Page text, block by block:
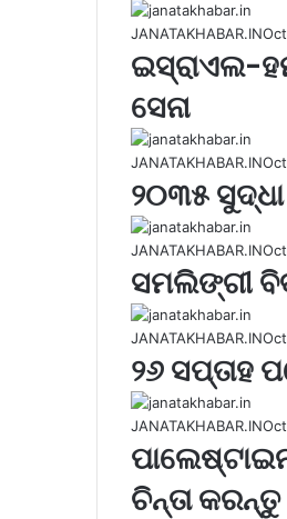
JANATAKHABAR.IN
ଇସ୍ରାଏଲ-
ସେନା
JANATAKHABAR.IN
୨୦୩୫
JANATAKHABAR.IN
ସମଲିଙ୍ଗୀ
JANATAKHABAR.IN
୨୬ ସପ୍ତାହ
JANATAKHABAR.IN
ଚିନ୍ତା